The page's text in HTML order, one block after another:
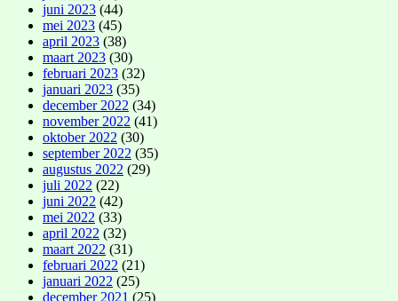
juni 2023 (44)
mei 2023 (45)
april 2023 (38)
maart 2023 (30)
februari 2023 (32)
januari 2023 (35)
december 2022 (34)
november 2022 (41)
oktober 2022 (30)
september 2022 (35)
augustus 2022 (29)
juli 2022 (22)
juni 2022 (42)
mei 2022 (33)
april 2022 (32)
maart 2022 (31)
februari 2022 (21)
januari 2022 (25)
december 2021 (25)